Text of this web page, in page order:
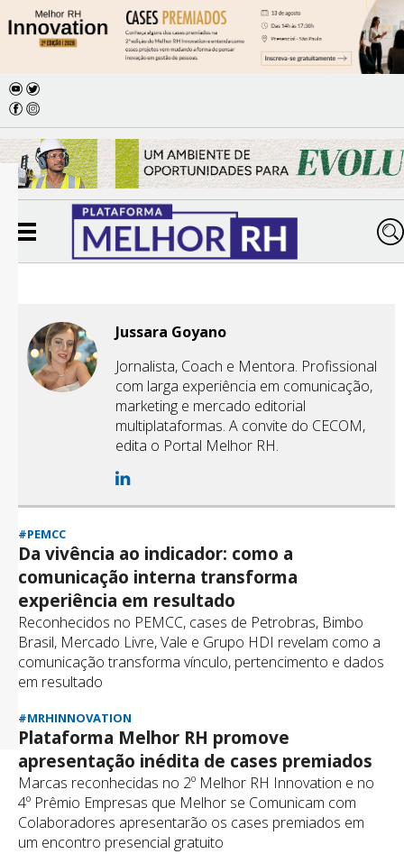
Jussara Goyano
Jornalista, Coach e Mentora. Profissional
com larga experiência em comunicação,
marketing e mercado editorial
multiplataformas. A convite do CECOM,
edita o Portal Melhor RH.
#PEMCC
Da vivência ao indicador: como a
comunicação interna transforma
experiência em resultado
Reconhecidos no PEMCC, cases de Petrobras, Bimbo
Brasil, Mercado Livre, Vale e Grupo HDI revelam como a
comunicação transforma vínculo, pertencimento e dados
em resultado
#MRHINNOVATION
Plataforma Melhor RH promove
apresentação inédita de cases premiados
Marcas reconhecidas no 2º Melhor RH Innovation e no
4º Prêmio Empresas que Melhor se Comunicam com
Colaboradores apresentarão os cases premiados em
um encontro presencial gratuito